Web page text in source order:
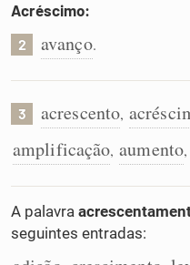
Conexões
Dicionário
Acréscimo:
2 avanço.
3 acrescento,
amplificação, aumento,
A palavra
seguintes entradas: